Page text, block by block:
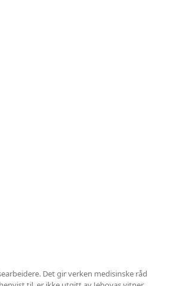
Det gir verken medisinske råd